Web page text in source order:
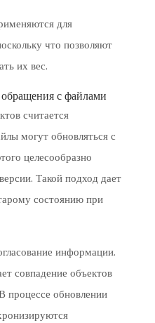
для
что позволяют
их вес.
с файлами
считается
могут обновляться с
целесообразно
Такой подход дает
состоянию при
информации.
совпадение объектов
процессе обновлении